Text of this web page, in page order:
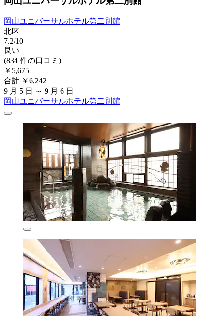
岡山ユニバーサルホテル第二別館
北区
7.2/10
良い
(834 件の口コミ)
￥5,675
合計 ￥6,242
9 月 5 日 ～ 9 月 6 日
岡山ユニバーサルホテル第二別館